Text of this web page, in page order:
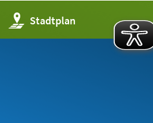
Stadtplan
(Öffnet
in
einem